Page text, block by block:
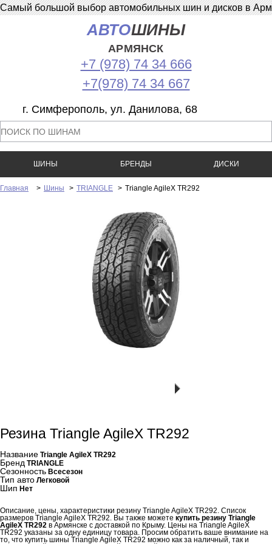
Самый большой выбор автомобильных шин и дисков в
АВТОШИНЫ
АРМЯНСК
+7 (978) 74 34 666
+7(978) 74 34 667
г. Симферополь, ул. Данилова, 68
ШИНЫ БРЕНДЫ ДИСКИ
Главная > Шины > TRIANGLE > Triangle AgileX TR292
Резина Triangle AgileX TR292
Название Triangle AgileX TR292
Бренд TRIANGLE
Сезонность Всесезон
Тип авто Легковой
Шип Нет
Описание, цены, характеристики резину Triangle AgileX TR292. Список
размеров Triangle AgileX TR292. Вы также можете купить резину Triangle
AgileX TR292 в Армянске с доставкой по Крыму. Цены на Triangle AgileX
TR292 указаны за одну единицу товара. Просим обратить ваше внимание на
то, что купить шины Triangle AgileX TR292 можно как за наличный, так и